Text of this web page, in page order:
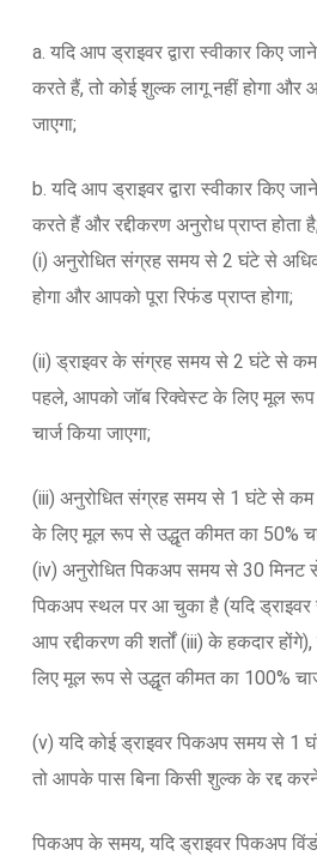
a. यदि आप ड्राइवर द्वारा स्वीकार किए
करते हैं, तो कोई शुल्क लागू नहीं होगा और
जाएगा;
b. यदि आप ड्राइवर द्वारा स्वीकार किए
करते हैं और रद्दीकरण अनुरोध प्राप्त होता है;
(i) अनुरोधित संग्रह समय से 2 घंटे से
होगा और आपको पूरा रिफंड प्राप्त होगा;
(ii) ड्राइवर के संग्रह समय से 2 घंटे से
पहले, आपको जॉब रिक्वेस्ट के लिए मूल रूप
चार्ज किया जाएगा;
(iii) अनुरोधित संग्रह समय से 1 घंटे से कम
के लिए मूल रूप से उद्धृत कीमत का 50%
(iv) अनुरोधित पिकअप समय से 30 मिनट
पिकअप स्थल पर आ चुका है (यदि ड्राइवर
आप रद्दीकरण की शर्तों (iii) के हकदार
लिए मूल रूप से उद्धृत कीमत का 100%
(v) यदि कोई ड्राइवर पिकअप समय से 1
तो आपके पास बिना किसी शुल्क के रद्द
पिकअप के समय, यदि ड्राइवर पिकअप